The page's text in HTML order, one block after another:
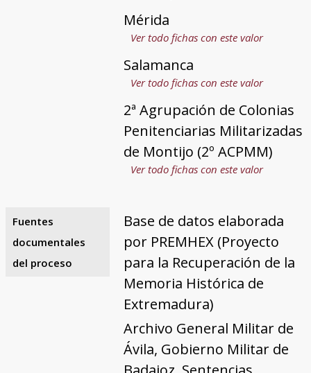
Mérida
Ver todo fichas con este valor
Salamanca
Ver todo fichas con este valor
2ª Agrupación de Colonias
Penitenciarias Militarizadas
de Montijo (2º ACPMM)
Ver todo fichas con este valor
Fuentes
documentales
del proceso
Base de datos elaborada
por PREMHEX (Proyecto
para la Recuperación de la
Memoria Histórica de
Extremadura)
Archivo General Militar de
Ávila, Gobierno Militar de